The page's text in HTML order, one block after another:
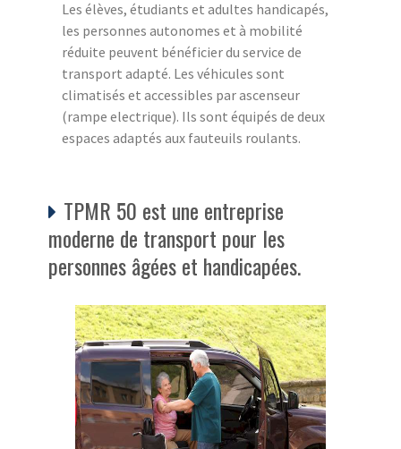
Les élèves, étudiants et adultes handicapés,
les personnes autonomes et à mobilité
réduite peuvent bénéficier du service de
transport adapté. Les véhicules sont
climatisés et accessibles par ascenseur
(rampe electrique). Ils sont équipés de deux
espaces adaptés aux fauteuils roulants.
TPMR 50 est une entreprise
moderne de transport pour les
personnes âgées et handicapées.